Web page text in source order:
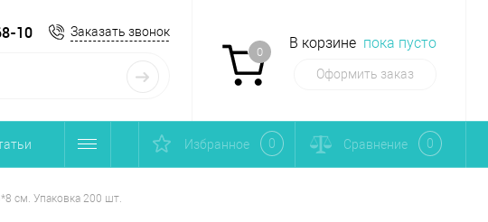
10 Заказать звонок
0
В корзине пока пусто
Оформить заказ
Избранное 0 Сравнение 0
см. Упаковка 200 шт.